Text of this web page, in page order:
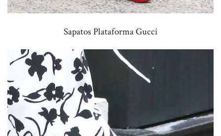
Sapatos Plataforma Gucci